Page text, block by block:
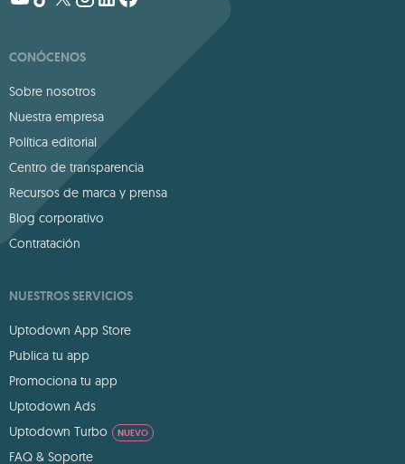
CONÓCENOS
Sobre nosotros
Nuestra empresa
Política editorial
Centro de transparencia
Recursos de marca y prensa
Blog corporativo
Contratación
NUESTROS SERVICIOS
Uptodown App Store
Publica tu app
Promociona tu app
Uptodown Ads
Uptodown Turbo
NUEVO
FAQ & Soporte